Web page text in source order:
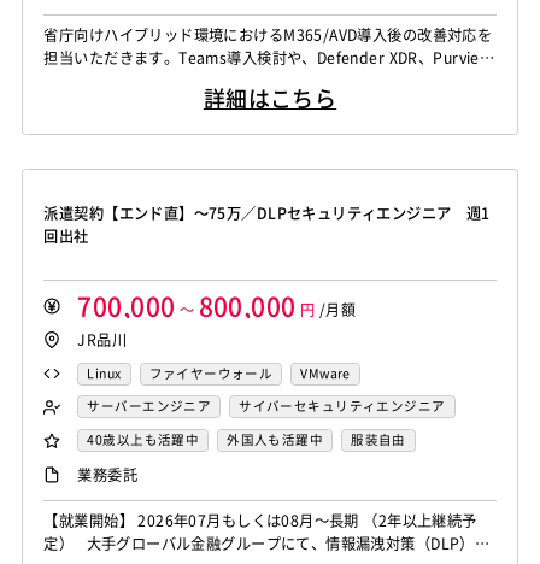
省庁向けハイブリッド環境におけるM365/AVD導入後の改善対応を
担当いただきます。Teams導入検討や、Defender XDR、Purview
詳細はこちら
派遣契約【エンド直】～75万／DLPセキュリティエンジニア 週1
回出社
700,000 ～ 800,000 円 /月額
JR品川
Linux ファイヤーウォール
VMware
サーバーエンジニア
サイバーセキュリティエンジニア
セキュリティエンジニア
40歳以上も活躍中 外国人も活躍中
服装自由
自社内での受託開発案件
シニア・定年層歓迎
リモートOK
業務委託
【就業開始】 2026年07月もしくは08月～長期 （2年以上継続予
定） 大手グローバル金融グループにて、情報漏洩対策（DLP）領